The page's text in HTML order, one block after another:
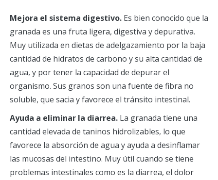
Mejora el sistema digestivo. Es bien conocido que la
granada es una fruta ligera, digestiva y depurativa.
Muy utilizada en dietas de adelgazamiento por la baja
cantidad de hidratos de carbono y su alta cantidad de
agua, y por tener la capacidad de depurar el
organismo. Sus granos son una fuente de fibra no
soluble, que sacia y favorece el tránsito intestinal.
Ayuda a eliminar la diarrea. La granada tiene una
cantidad elevada de taninos hidrolizables, lo que
favorece la absorción de agua y ayuda a desinflamar
las mucosas del intestino. Muy útil cuando se tiene
problemas intestinales como es la diarrea, el dolor